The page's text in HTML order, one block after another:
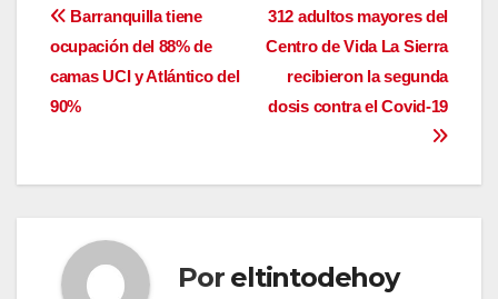
Navegación
de
entradas
312 adultos mayores del
Centro de Vida La Sierra
recibieron la segunda
dosis contra el Covid-19
Barranquilla tiene
ocupación del 88% de
camas UCI y Atlántico del
90%
Por eltintodehoy